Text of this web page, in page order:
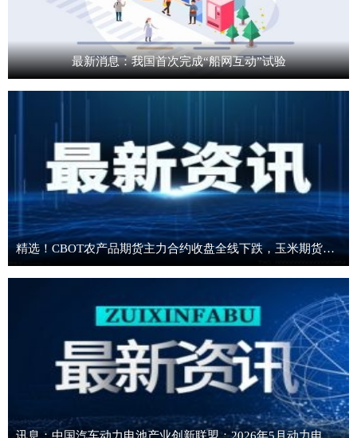
最新消息：我国首次完成“船网互动”试验
精选！CBOT农产品期货主力合约收盘全线下跌，玉米期货跌1.91%